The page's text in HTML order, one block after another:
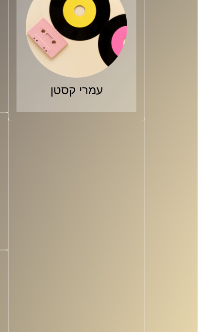
עמרי קסטן